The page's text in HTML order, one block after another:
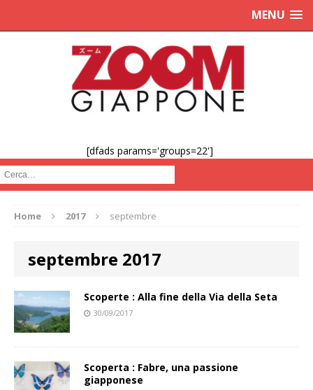
MENU
[dfads params='groups=22']
Cerca :
Home 2017 septembre
septembre 2017
Scoperte : Alla fine della Via della Seta
30/09/2017
Scoperta : Fabre, una passione
giapponese